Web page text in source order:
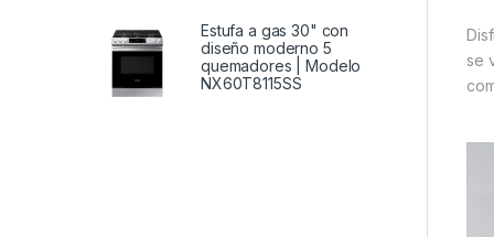
se
Estufa a gas 30" con
diseño moderno 5
quemadores | Modelo
NX60T8115SS